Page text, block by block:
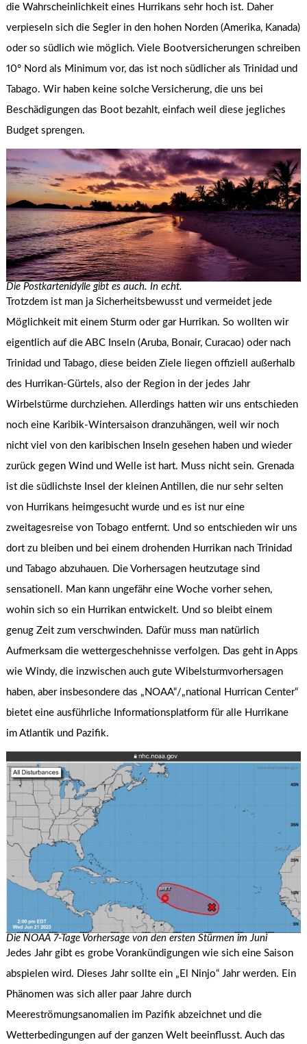
die Wahrscheinlichkeit eines Hurrikans sehr hoch ist. Daher
verpieseln sich die Segler in den hohen Norden (Amerika, Kanada)
oder so südlich wie möglich. Viele Bootversicherungen schreiben
10° Nord als Minimum vor, das ist noch südlicher als Trinidad und
Tabago. Wir haben keine solche Versicherung, die uns bei
Beschädigungen das Boot bezahlt, einfach weil diese jegliches
Budget sprengen.
Die Postkartenidylle gibt es auch. In echt.
Trotzdem ist man ja Sicherheitsbewusst und vermeidet jede
Möglichkeit mit einem Sturm oder gar Hurrikan. So wollten wir
eigentlich auf die ABC Inseln (Aruba, Bonair, Curacao) oder nach
Trinidad und Tabago, diese beiden Ziele liegen offiziell außerhalb
des Hurrikan-Gürtels, also der Region in der jedes Jahr
Wirbelstürme durchziehen. Allerdings hatten wir uns entschieden
noch eine Karibik-Wintersaison dranzuhängen, weil wir noch
nicht viel von den karibischen Inseln gesehen haben und wieder
zurück gegen Wind und Welle ist hart. Muss nicht sein. Grenada
ist die südlichste Insel der kleinen Antillen, die nur sehr selten
von Hurrikans heimgesucht wurde und es ist nur eine
zweitagesreise von Tobago entfernt. Und so entschieden wir uns
dort zu bleiben und bei einem drohenden Hurrikan nach Trinidad
und Tabago abzuhauen. Die Vorhersagen heutzutage sind
sensationell. Man kann ungefähr eine Woche vorher sehen,
wohin sich so ein Hurrikan entwickelt. Und so bleibt einem
genug Zeit zum verschwinden. Dafür muss man natürlich
Aufmerksam die wettergeschehnisse verfolgen. Das geht in Apps
wie Windy, die inzwischen auch gute Wibelsturmvorhersagen
haben, aber insbesondere das „NOAA“/„national Hurrican Center“
bietet eine ausführliche Informationsplatform für alle Hurrikane
im Atlantik und Pazifik.
Die NOAA 7-Tage Vorhersage von den ersten Stürmen im Juni
Jedes Jahr gibt es grobe Vorankündigungen wie sich eine Saison
abspielen wird. Dieses Jahr sollte ein „El Ninjo“ Jahr werden. Ein
Phänomen was sich aller paar Jahre durch
Meereströmungsanomalien im Pazifik abzeichnet und die
Wetterbedingungen auf der ganzen Welt beeinflusst. Auch das